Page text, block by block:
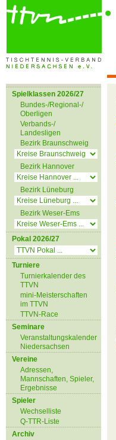
Spielklassen 2026/27
Bundes-/Regional-/
Oberligen
Verbands-/
Landesligen
Bezirk Braunschweig
Bezirk Hannover
Bezirk Lüneburg
Bezirk Weser-Ems
Pokal 2026/27
Turniere
Turnierkalender des
TTVN
mini-Meisterschaften
im TTVN
TTVN-Race
Seminare
Veranstaltungskalender
Niedersachsen
Vereine
Adressen,
Mannschaften, Spieler,
Ergebnisse
Spieler
Wechselliste
Q-TTR-Liste
Archiv